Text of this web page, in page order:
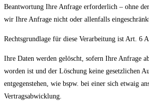
Beantwortung Ihre Anfrage erforderlich – ohne
wir Ihre Anfrage nicht oder allenfalls
Rechtsgrundlage für diese Verarbeitung ist Art. 6
Ihre Daten werden gelöscht, sofern Ihre Anfrage
worden ist und der Löschung keine gesetzlichen
entgegenstehen, wie bspw. bei einer sich etwaig
Vertragsabwicklung.